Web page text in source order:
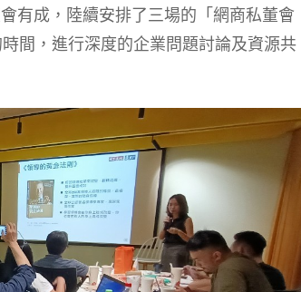
有成，陸續安排了三場的「網商私董會
間，進行深度的企業問題討論及資源共